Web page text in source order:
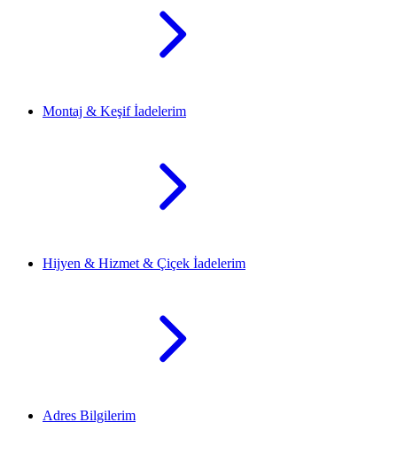
Montaj & Keşif İadelerim
Hijyen & Hizmet & Çiçek İadelerim
Adres Bilgilerim